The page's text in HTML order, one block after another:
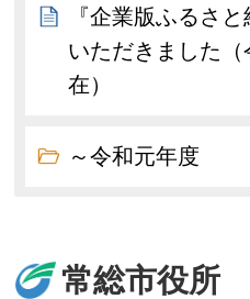
『企業版ふるさ
いただきました
在）
～令和元年度
常総市役所